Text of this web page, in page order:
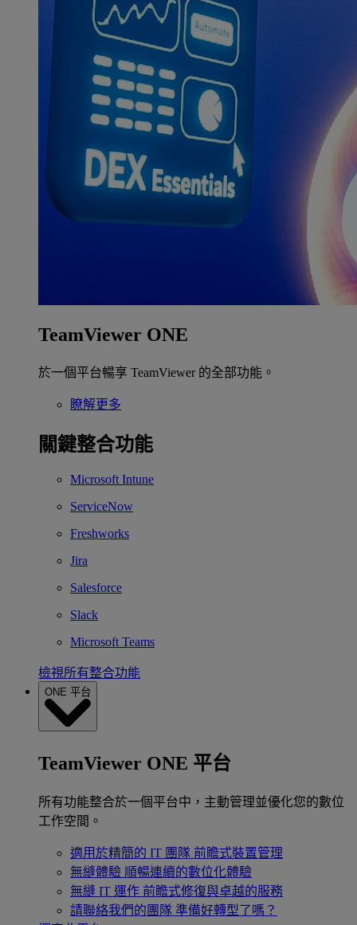
TeamViewer ONE
於一個平台暢享 TeamViewer 的全部功能。
瞭解更多
關鍵整合功能
Microsoft Intune
ServiceNow
Freshworks
Jira
Salesforce
Slack
Microsoft Teams
檢視所有整合功能
ONE 平台
TeamViewer ONE 平台
所有功能整合於一個平台中，主動管理並優化您的數位
工作空間。
適用於精簡的 IT 團隊 前瞻式裝置管理
無縫體驗 順暢連續的數位化體驗
無縫 IT 運作 前瞻式修復與卓越的服務
請聯絡我們的團隊 準備好轉型了嗎？